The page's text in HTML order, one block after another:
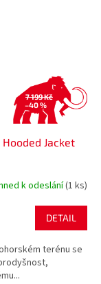
7 199 Kč
–40 %
Jacket
k odeslání(1 ks)
DETAIL
terénu se